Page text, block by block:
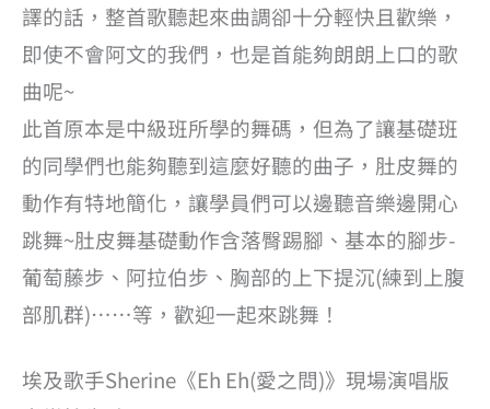
譯的話，整首歌聽起來曲調卻十分輕快且歡樂，
即使不會阿文的我們，也是首能夠朗朗上口的歌
曲呢~
此首原本是中級班所學的舞碼，但為了讓基礎班
的同學們也能夠聽到這麼好聽的曲子，肚皮舞的
動作有特地簡化，讓學員們可以邊聽音樂邊開心
跳舞~肚皮舞基礎動作含落臀踢腳、基本的腳步-
葡萄藤步、阿拉伯步、胸部的上下提沉(練到上腹
部肌群)……等，歡迎一起來跳舞！
埃及歌手Sherine《Eh Eh(愛之問)》現場演唱版